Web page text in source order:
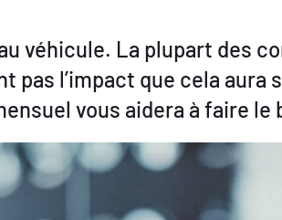
véhicule. La plupart des
pas l’impact que cela aura
vous aidera à faire le